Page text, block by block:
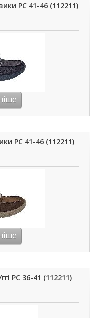
РС 41-46 (112211)
РС 41-46 (112211)
РС 36-41 (112211)